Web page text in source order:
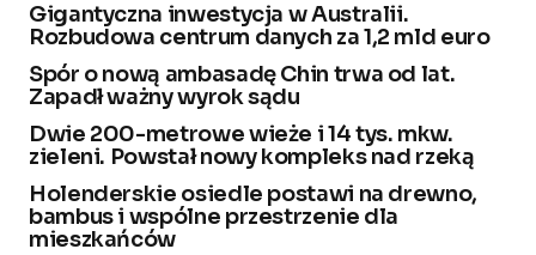
Gigantyczna inwestycja w Australii.
Rozbudowa centrum danych za 1,2 mld euro
Spór o nową ambasadę Chin trwa od lat.
Zapadł ważny wyrok sądu
Dwie 200-metrowe wieże i 14 tys. mkw.
zieleni. Powstał nowy kompleks nad rzeką
Holenderskie osiedle postawi na drewno,
bambus i wspólne przestrzenie dla
mieszkańców